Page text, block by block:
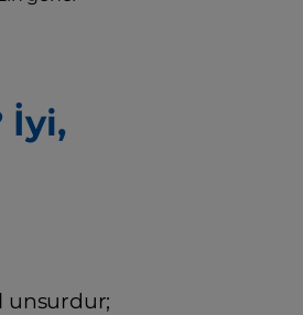
İyi,
unsurdur;